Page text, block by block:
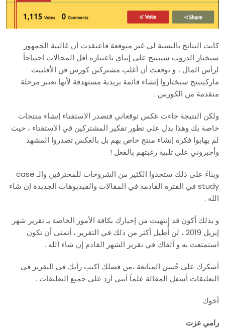
كانت النتائج بالنسبة لي غير متوقعة فاعتقدت أن غالبية الجمهور
سيختار الدروب شيبينج على إيباي باعتباره أقل المجالات احتياجاً
لرأس المال ، و توقعت أن أغلب مشتركين كورس فن الأفلييت
ماركيتينج سيختاروا إنشاء قائمة بريدية مستهدفة لأنها تعتبر مرحلة
متقدمة من الكورس .
ولكن النتيجة جاءت عكس توقعاتي فتصدر الاستفتاء إنشاء منتجات
خاصة بك وهذا يدل على تطور تفكير المشتركين في الاستفتاء ، حيث
لم يهابوا فكرة إنشاء منتج خاص بهم بل بالعكس تصدروا المشهد
وأجبروني على تلبية رغبتهم بالفعل !
وبناءً على ذلك ستجدوا الكثير من الشروحات للمحترفين والـ case
study في الفترة القادمة في المقالات والفيديوهات الجديدة إن شاء
الله .
و بذلك أكون قد إنتهيت من إخبارك بكافة الأمور الخاصة بـ تقرير شهر
إبريل 2019 ، لن أُطيل أكثر من ذلك في التقرير ، أتمنى أن تكون
استمتعت به و ألقاك في تقرير الشهر القادم إن شاء الله .
أشكرك على حُسن المتابعة ،من فضلك اكتب رأيك في التقرير في
التعليقات أسفل المقالة علماً أنني أرد على جميع التعليقات .
أخوك
رامي عزت